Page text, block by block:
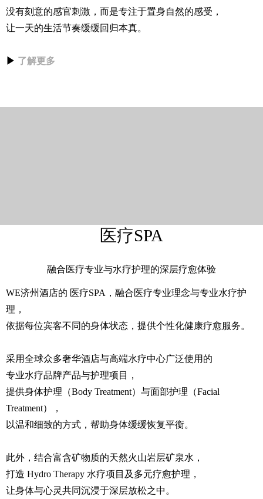
没有刻意的感官刺激，而是专注于置身自然的感受，
让一天的生活节奏缓缓回归本真。
▶ 了解更多
医疗SPA
融合医疗专业与水疗护理的深层疗愈体验
WE济州酒店的 医疗SPA，融合医疗专业理念与专业水疗护
理，
依据每位宾客不同的身体状态，提供个性化健康疗愈服务。
采用全球众多奢华酒店与高端水疗中心广泛使用的
专业水疗品牌产品与护理项目，
提供身体护理（Body Treatment）与面部护理（Facial
Treatment），
以温和细致的方式，帮助身体缓缓恢复平衡。
此外，结合富含矿物质的天然火山岩层矿泉水，
打造 Hydro Therapy 水疗项目及多元疗愈护理，
让身体与心灵共同沉浸于深层放松之中。